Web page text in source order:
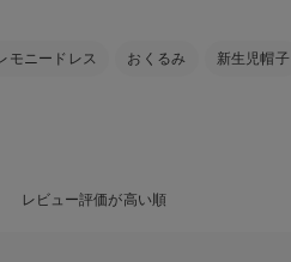
モニードレス おくるみ 新生児帽子
レビュー評価が高い順